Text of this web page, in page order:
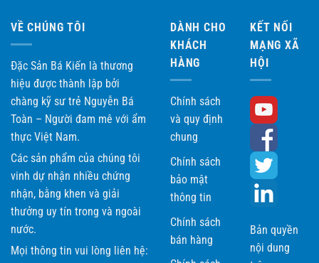
VỀ CHÚNG TÔI
Đặc Sản Bá Kiến là thương
hiệu được thành lập bởi
chàng kỹ sư trẻ Nguyễn Bá
Toàn – Người đam mê với ẩm
thực Việt Nam.
Các sản phẩm của chúng tôi
vinh dự nhận nhiều chứng
nhận, bằng khen và giải
thưởng uy tín trong và ngoài
nước.
Mọi thông tin vui lòng liên hệ:
DÀNH CHO
KHÁCH
HÀNG
Chính sách
và quy định
chung
Chính sách
bảo mật
thông tin
Chính sách
bán hàng
KẾT NỐI
MẠNG XÃ
HỘI
Bản quyền
nội dung